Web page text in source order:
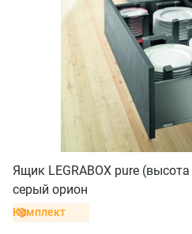
Ящик LEGRABOX pure
серый орион
Комплект